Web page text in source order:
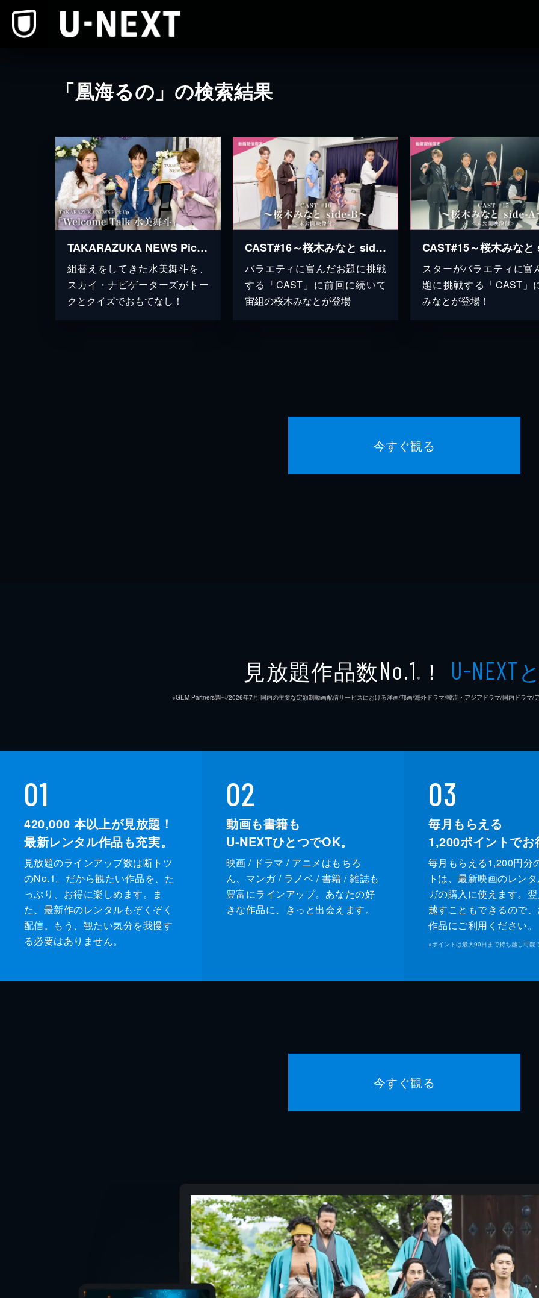
「凰海るの」の検索結果
TAKARAZUKA NEWS Pick Up「Welcome Talk 水美舞斗」
組替えをしてきた水美舞斗を、
スカイ・ナビゲーターズがトー
クとクイズでおもてなし！
CAST#16～桜木みなと side-B～＜未公開映像付＞
バラエティに富んだお題に挑戦
する「CAST」に前回に続いて
宙組の桜木みなとが登場
スターがバラエティに富
題に挑戦する「CAST」
みなとが登場！
今すぐ観る
見放題作品数No.1 ※ ！ U-NEXT
※GEM Partners調べ/2026年7⽉ 国内の主要な定額制動画配信サービスにおける洋画/邦画/海外ドラマ/韓流・アジアドラマ/国内ドラマ/
01
420,000 本以上が見放題！
最新レンタル作品も充実。
見放題のラインアップ数は断トツ
のNo.1。だから観たい作品を、た
っぷり、お得に楽しめます。ま
た、最新作のレンタルもぞくぞく
配信。もう、観たい気分を我慢す
る必要はありません。
02
動画も書籍も
U-NEXTひとつでOK。
映画 / ドラマ / アニメはもちろ
ん、マンガ / ラノベ / 書籍 / 雑誌も
豊富にラインアップ。あなたの好
きな作品に、きっと出会えます。
03
毎月もらえる
1,200ポイントでお
毎月もらえる1,200円分
トは、最新映画のレン
ガの購入に使えます。
越すこともできるので
作品にご利用ください。
※ポイントは最大90日まで持ち越し可能
今すぐ観る